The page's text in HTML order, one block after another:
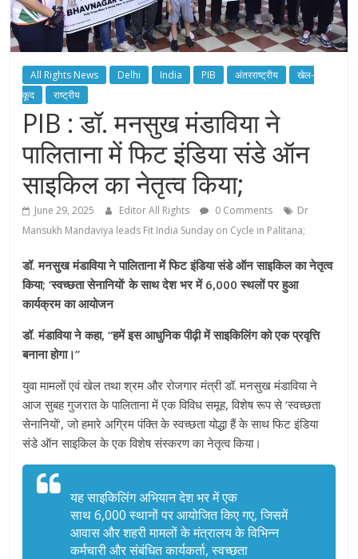
All Rights News Delhi India PIB अंतरराष्ट्रीय
खेल-
कूद
राष्ट्रीय
PIB : डॉ. मनसुख मंडाविया ने
पालिताना में फिट इंडिया संडे ऑन
साइकिल का नेतृत्व किया;
June 29, 2025 Editor All Rights 0 Comments
Dr
Mansukh Mandaviya leads Fit India Sunday on Cycle in Palitana;
डॉ. मनसुख मंडाविया ने पालिताना में फिट इंडिया संडे ऑन साइकिल का नेतृत्व
किया; ‘स्वच्छता सेनानियों’ के साथ देश भर में 6,000 स्थलों पर हुआ
कार्यक्रम का आयोजन
डॉ. मंडाविया ने कहा, “हमें इस आधुनिक पीढ़ी में साइकिलिंग को एक प्रवृत्ति
बनाना होगा।”
युवा मामलों एवं खेल तथा श्रम और रोजगार मंत्री डॉ. मनसुख मंडाविया ने
आज सुबह गुजरात के पालिताना में एक विविध समूह, विशेष रूप से ‘स्वच्छता
सेनानियों’, जो हमारे अग्रिम पंक्ति के स्वच्छता योद्धा हैं के साथ फिट इंडिया
संडे ऑन साइकिल के एक विशेष संस्करण का नेतृत्व किया।
यह साइकिलिंग अभियान देश भर में एक
साथ 6,000 स्थानों पर आयोजित किए गए, जिसमें
आवास और शहरी मामलों के मंत्रालय के विभिन्न
कर्मचारी और संबंधित कार्यकर्ता, स्वच्छता